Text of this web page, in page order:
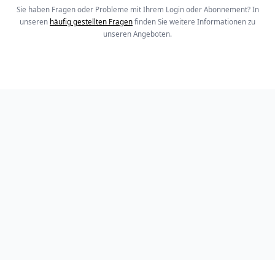
Sie haben Fragen oder Probleme mit Ihrem Login oder Abonnement? In
unseren häufig gestellten Fragen finden Sie weitere Informationen zu
unseren Angeboten.